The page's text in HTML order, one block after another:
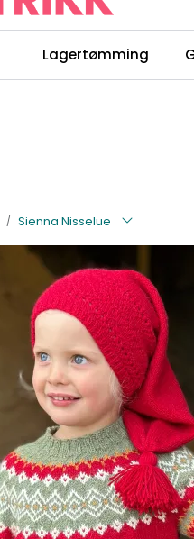
Lagertømming
Sienna Nisselue